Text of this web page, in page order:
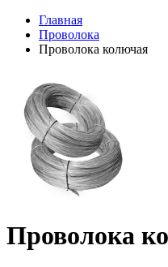
Главная
Проволока
Проволока колючая
Проволока